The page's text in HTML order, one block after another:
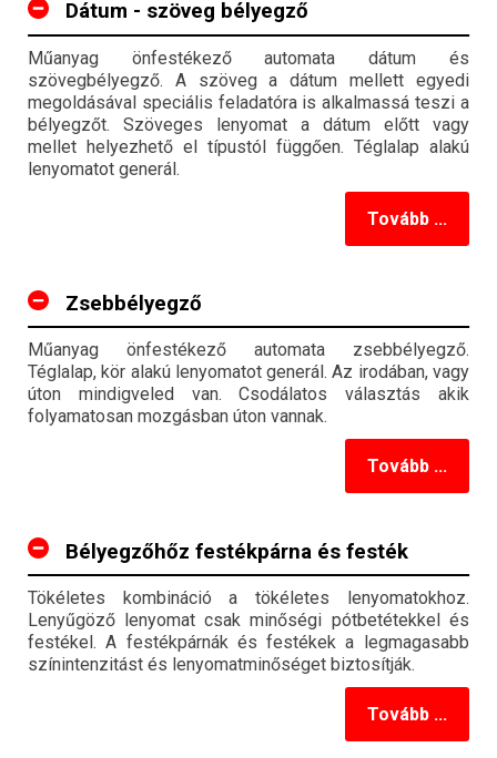
Dátum - szöveg bélyegző
Műanyag önfestékező automata dátum és
szövegbélyegző. A szöveg a dátum mellett egyedi
megoldásával speciális feladatóra is alkalmassá teszi a
bélyegzőt. Szöveges lenyomat a dátum előtt vagy
mellet helyezhető el típustól függően. Téglalap alakú
lenyomatot generál.
Tovább ...
Zsebbélyegző
Műanyag önfestékező automata zsebbélyegző.
Téglalap, kör alakú lenyomatot generál. Az irodában, vagy
úton mindigveled van. Csodálatos választás akik
folyamatosan mozgásban úton vannak.
Tovább ...
Bélyegzőhőz festékpárna és festék
Tökéletes kombináció a tökéletes lenyomatokhoz.
Lenyűgöző lenyomat csak minőségi pótbetétekkel és
festékel. A festékpárnák és festékek a legmagasabb
színintenzitást és lenyomatminőséget biztosítják.
Tovább ...